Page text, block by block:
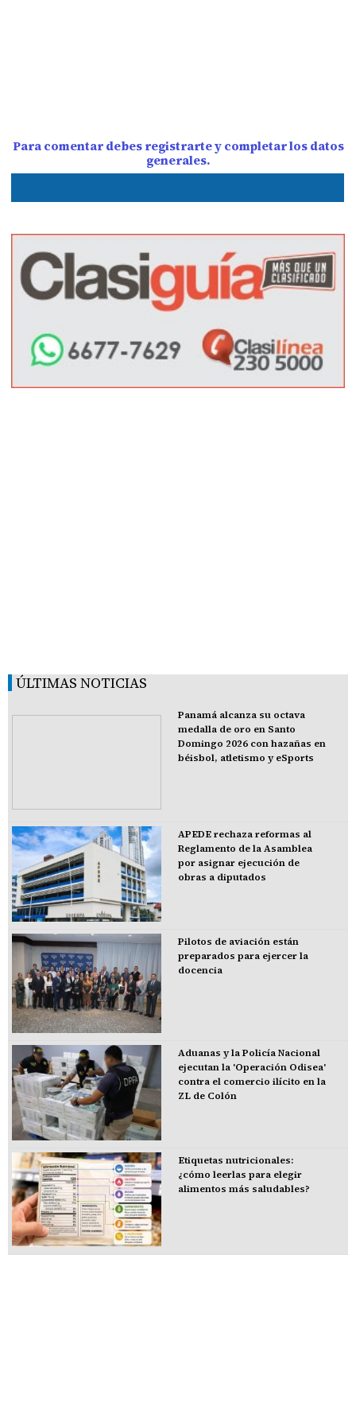
Para comentar debes registrarte y completar los datos
generales.
ÚLTIMAS NOTICIAS
Panamá alcanza su octava
medalla de oro en Santo
Domingo 2026 con hazañas en
béisbol, atletismo y eSports
APEDE rechaza reformas al
Reglamento de la Asamblea
por asignar ejecución de
obras a diputados
Pilotos de aviación están
preparados para ejercer la
docencia
Aduanas y la Policía Nacional
ejecutan la 'Operación Odisea'
contra el comercio ilícito en la
ZL de Colón
Etiquetas nutricionales:
¿cómo leerlas para elegir
alimentos más saludables?